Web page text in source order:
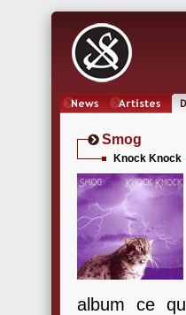
Smog
Knock Knock
album ce